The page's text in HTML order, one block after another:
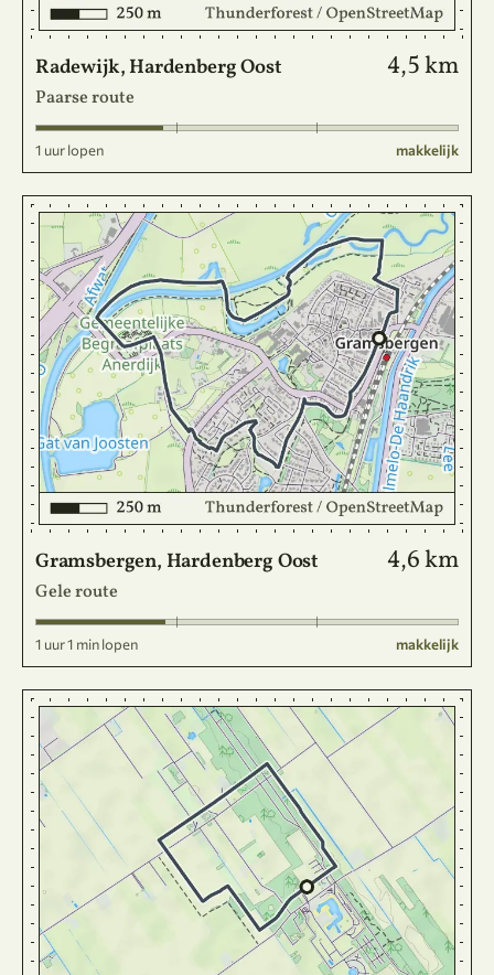
Radewijk, Hardenberg Oost 4,5 km
Paarse route
1 uur lopen makkelijk
Gramsbergen, Hardenberg Oost 4,6 km
Gele route
1 uur 1 min lopen makkelijk